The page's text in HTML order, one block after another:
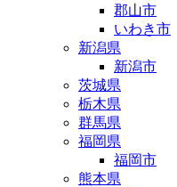
郡山市
いわき市
新潟県
新潟市
茨城県
栃木県
群馬県
福岡県
福岡市
熊本県